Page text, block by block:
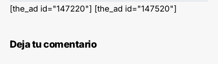
[the_ad id="147220"] [the_ad id="147520"]
Deja tu comentario